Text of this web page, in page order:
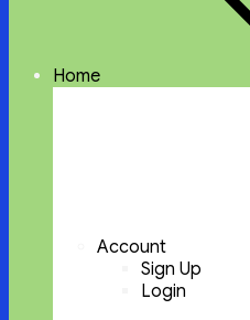
Home
Account
Sign Up
Login